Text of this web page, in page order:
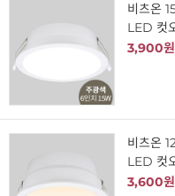
비츠온
LED 컷
3,900원
비츠온
LED 컷
3,600원